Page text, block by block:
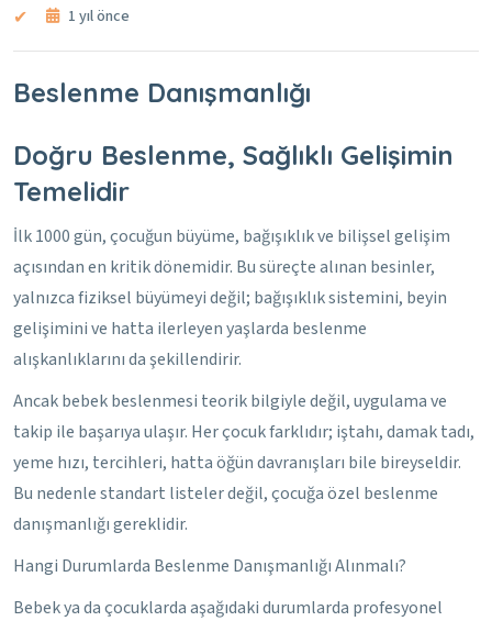
1 yıl önce
Beslenme Danışmanlığı
Doğru Beslenme, Sağlıklı Gelişimin
Temelidir
İlk 1000 gün, çocuğun büyüme, bağışıklık ve bilişsel gelişim
açısından en kritik dönemidir. Bu süreçte alınan besinler,
yalnızca fiziksel büyümeyi değil; bağışıklık sistemini, beyin
gelişimini ve hatta ilerleyen yaşlarda beslenme
alışkanlıklarını da şekillendirir.
Ancak bebek beslenmesi teorik bilgiyle değil, uygulama ve
takip ile başarıya ulaşır. Her çocuk farklıdır; iştahı, damak tadı,
yeme hızı, tercihleri, hatta öğün davranışları bile bireyseldir.
Bu nedenle standart listeler değil, çocuğa özel beslenme
danışmanlığı gereklidir.
Hangi Durumlarda Beslenme Danışmanlığı Alınmalı?
Bebek ya da çocuklarda aşağıdaki durumlarda profesyonel